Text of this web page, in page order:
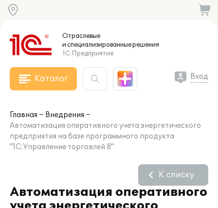
Отраслевые
и специализированныерешения
1С:Предприятие
Каталог Вход
Главная
Внедрения
Автоматизация оперативного учета энергетического
предприятия на базе программного продукта
"1С:Управление торговлей 8"
Автоматизация оперативного
К списку